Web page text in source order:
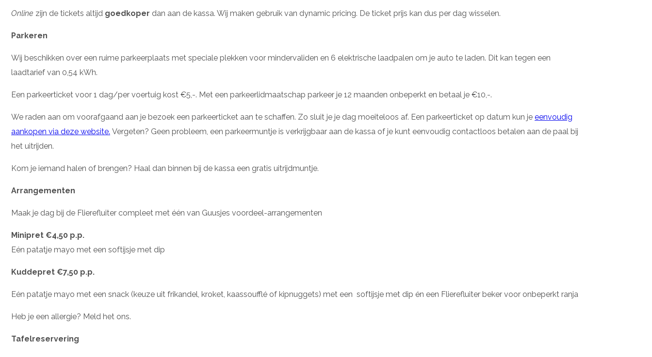
Online zijn de tickets altijd goedkoper dan aan de kassa. Wij maken gebruik van dynamic pricing. De ticket prijs kan dus per dag wisselen.
Parkeren
Wij beschikken over een ruime parkeerplaats met speciale plekken voor mindervaliden en 6 elektrische laadpalen om je auto te laden. Dit kan tegen een
laadtarief van 0,54 kWh.
Een parkeerticket voor 1 dag/per voertuig kost €5,-. Met een parkeerlidmaatschap parkeer je 12 maanden onbeperkt en betaal je €10,-.
We raden aan om voorafgaand aan je bezoek een parkeerticket aan te schaffen. Zo sluit je je dag moeiteloos af. Een parkeerticket op datum kun je eenvoudig
aankopen via deze website. Vergeten? Geen probleem, een parkeermuntje is verkrijgbaar aan de kassa of je kunt eenvoudig contactloos betalen aan de paal bij
het uitrijden.
Kom je iemand halen of brengen? Haal dan binnen bij de kassa een gratis uitrijdmuntje.
Arrangementen
Maak je dag bij de Flierefluiter compleet met één van Guusjes voordeel-arrangementen
Minipret €4,50 p.p.
Eén patatje mayo met een softijsje met dip
Kuddepret €7,50 p.p.
Eén patatje mayo met een snack (keuze uit frikandel, kroket, kaassoufflé of kipnuggets) met een softijsje met dip én een Flierefluiter beker voor onbeperkt ranja
Heb je een allergie? Meld het ons.
Tafelreservering